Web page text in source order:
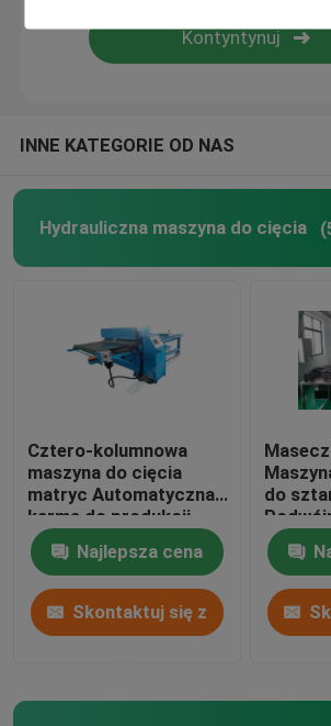
Maszyna do produkcji rękawiczek
INNE KATEGORIE OD NAS
Hydrauliczna maszyna do cięcia
Cztero-kolumnowa
maszyna do cięcia
matryc Automatyczna
karma do produkcji
butów sportowych
Najlepsza cena
Skontaktuj się z
do